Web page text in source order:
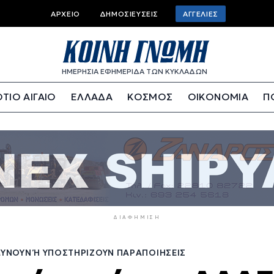
Top
bar
menu
ΑΡΧΕΊΟ ΔΗΜΟΣΙΕΎΣΕΙΣ ΑΓΓΕΛΊΕΣ
ΗΜΕΡΗΣΙΑ ΕΦΗΜΕΡΙΔΑ ΤΩΝ ΚΥΚΛΑΔΩΝ
ΑΙΓΑΙΟ ΕΛΛΑΔΑ ΚΟΣΜΟΣ ΟΙΚΟΝΟΜΙΑ
ΔΙΑΦΉΜΙΣΗ
Ή ΥΠΟΣΤΗΡΊΖΟΥΝ ΠΑΡΑΠΟΙΉΣΕΙΣ